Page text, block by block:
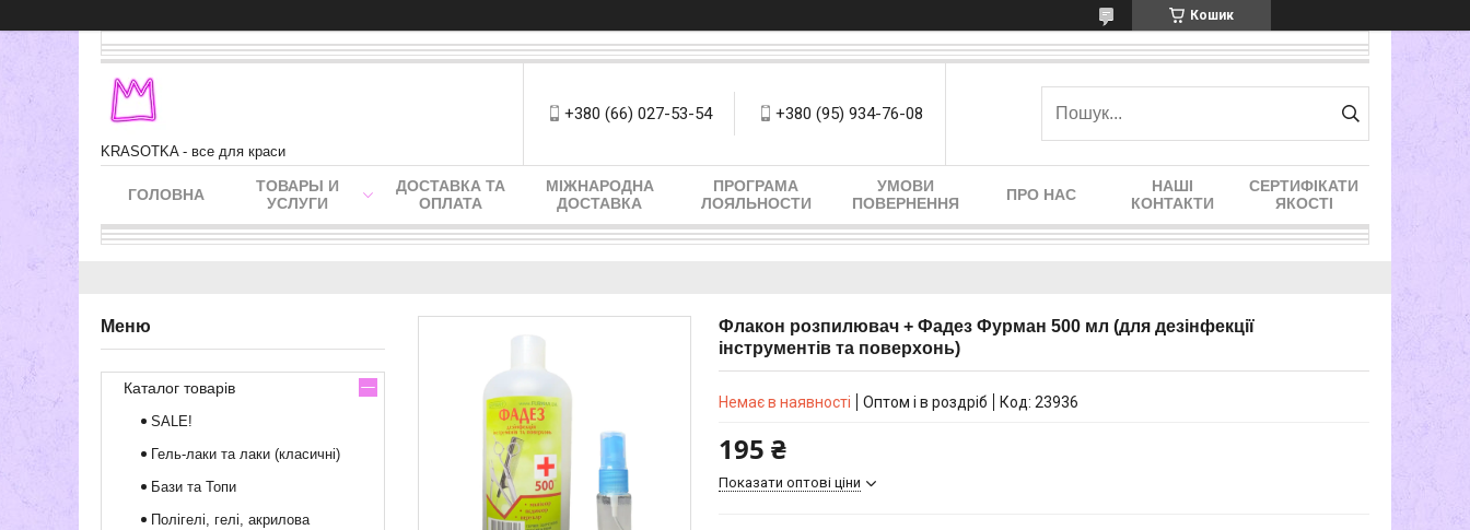
Кошик
KRASOTKA - все для краси
+380 (66) 027-53-54 +380 (95) 934-76-08
ГОЛОВНА
ТОВАРЫ И
УСЛУГИ
ДОСТАВКА ТА
ОПЛАТА
МІЖНАРОДНА
ДОСТАВКА
ПРОГРАМА
ЛОЯЛЬНОСТИ
УМОВИ
ПОВЕРНЕННЯ
ПРО НАС
НАШІ
КОНТАКТИ
СЕРТИФІКАТИ
ЯКОСТІ
Флакон розпилювач + Фадез Фурман 500 мл (для дезінфекції
інструментів та поверхонь)
Немає в наявності Оптом і в роздріб Код: 23936
195 ₴
Показати оптові ціни
Каталог товарів
SALE!
Гель-лаки та лаки (класичні)
Бази та Топи
Полігелі, гелі, акрилова